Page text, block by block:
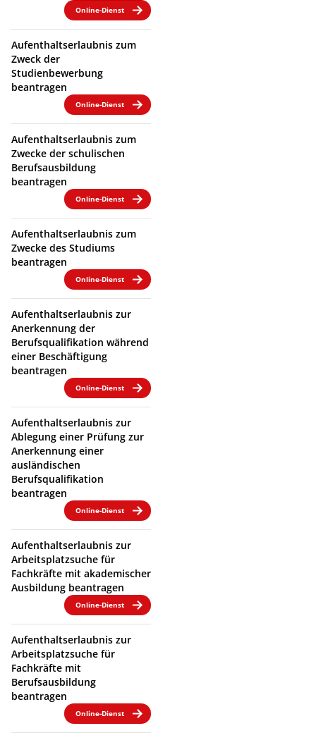
Online-Dienst
Aufenthaltserlaubnis zum
Zweck der
Studienbewerbung
beantragen
Online-Dienst
Aufenthaltserlaubnis zum
Zwecke der schulischen
Berufsausbildung
beantragen
Online-Dienst
Aufenthaltserlaubnis zum
Zwecke des Studiums
beantragen
Online-Dienst
Aufenthaltserlaubnis zur
Anerkennung der
Berufsqualifikation während
einer Beschäftigung
beantragen
Online-Dienst
Aufenthaltserlaubnis zur
Ablegung einer Prüfung zur
Anerkennung einer
ausländischen
Berufsqualifikation
beantragen
Online-Dienst
Aufenthaltserlaubnis zur
Arbeitsplatzsuche für
Fachkräfte mit akademischer
Ausbildung beantragen
Online-Dienst
Aufenthaltserlaubnis zur
Arbeitsplatzsuche für
Fachkräfte mit
Berufsausbildung
beantragen
Online-Dienst